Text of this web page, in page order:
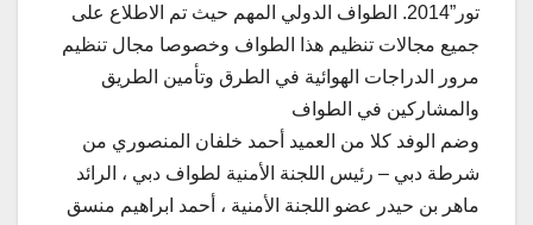
تور”2014. الطواف الدولي المهم حيث تم الاطلاع على
جميع مجالات تنظيم هذا الطواف وخصوصا مجال تنظيم
مرور الدراجات الهوائية في الطرق وتأمين الطريق
والمشاركين في الطواف
وضم الوفد كلا من العميد أحمد خلفان المنصوري من
شرطة دبي – رئيس اللجنة الأمنية لطواف دبي ، الرائد
ماهر بن حيدر عضو اللجنة الأمنية ، أحمد ابراهيم منسق